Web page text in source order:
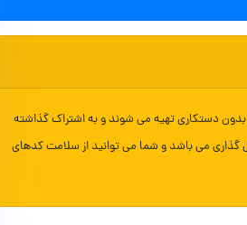
بدون دستکاری تهیه می شوند و به اشتراک گذاشته
گذاری می باشد و شما می توانید از سلامت کدهای